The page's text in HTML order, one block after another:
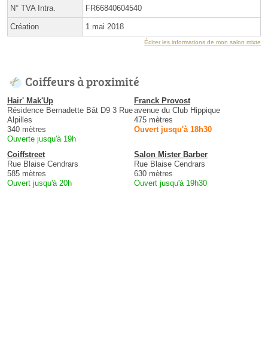
N° TVA Intra. FR66840604540
Création 1 mai 2018
Éditer les informations de mon salon mixte
Coiffeurs à proximité
Hair' Mak'Up
Résidence Bernadette Bât D9 3 Rue
Alpilles
340 mètres
Ouverte jusqu'à 19h
Franck Provost
avenue du Club Hippique
475 mètres
Ouvert jusqu'à 18h30
Coiffstreet
Rue Blaise Cendrars
585 mètres
Ouvert jusqu'à 20h
Salon Mister Barber
Rue Blaise Cendrars
630 mètres
Ouvert jusqu'à 19h30